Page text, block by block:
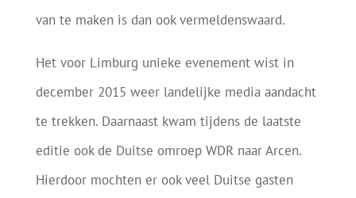
van te maken is dan ook vermeldenswaard.
Het voor Limburg unieke evenement wist in
december 2015 weer landelijke media aandacht
te trekken. Daarnaast kwam tijdens de laatste
editie ook de Duitse omroep WDR naar Arcen.
Hierdoor mochten er ook veel Duitse gasten